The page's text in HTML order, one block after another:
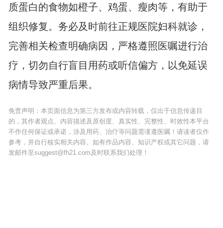
质蛋白的食物如橙子、鸡蛋、瘦肉等，有助于
组织修复。务必及时前往正规医院妇科就诊，
完善相关检查明确病因，严格遵照医嘱进行治
疗，切勿自行盲目用药或听信偏方，以免延误
病情导致严重后果。
免责声明：本页面信息为第三方发布或内容转载，仅出于信息传递目
的，其作者观点、内容描述及原创度、真实性、完整性、时效性本平台
不作任何保证或承诺，涉及用药、治疗等问题需谨遵医嘱！请读者仅作
参考，并自行核实相关内容。如有作品内容、知识产权或其它问题，请
发邮件至suggest@fh21.com及时联系我们处理！